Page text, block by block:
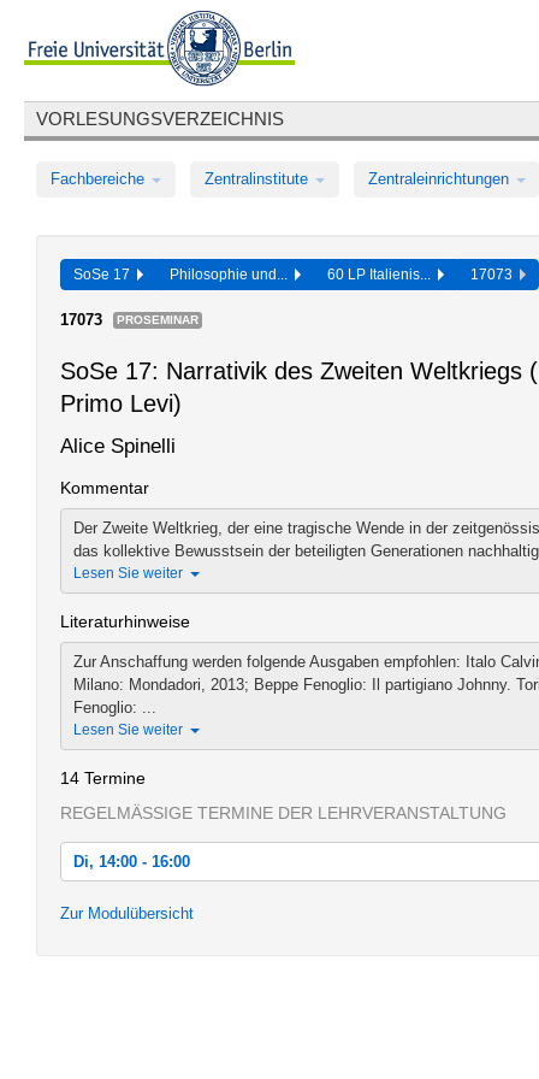
VORLESUNGSVERZEICHNIS
Fachbereiche Zentralinstitute Zentraleinrichtungen
SoSe 17 Philosophie und... 60 LP Italienis... 17073
17073 PROSEMINAR
SoSe 17: Narrativik des Zweiten Weltkriegs
Primo Levi)
Alice Spinelli
Kommentar
Der Zweite Weltkrieg, der eine tragische Wende in der
das kollektive Bewusstsein der beteiligten Generationen
Lesen Sie weiter
Literaturhinweise
Zur Anschaffung werden folgende Ausgaben empfohlen: Italo
Milano: Mondadori, 2013; Beppe Fenoglio: Il partigiano Johnny.
Fenoglio: ...
Lesen Sie weiter
14 Termine
REGELMÄSSIGE TERMINE DER LEHRVERANSTALTUNG
Di, 14:00 - 16:00
Zur Modulübersicht